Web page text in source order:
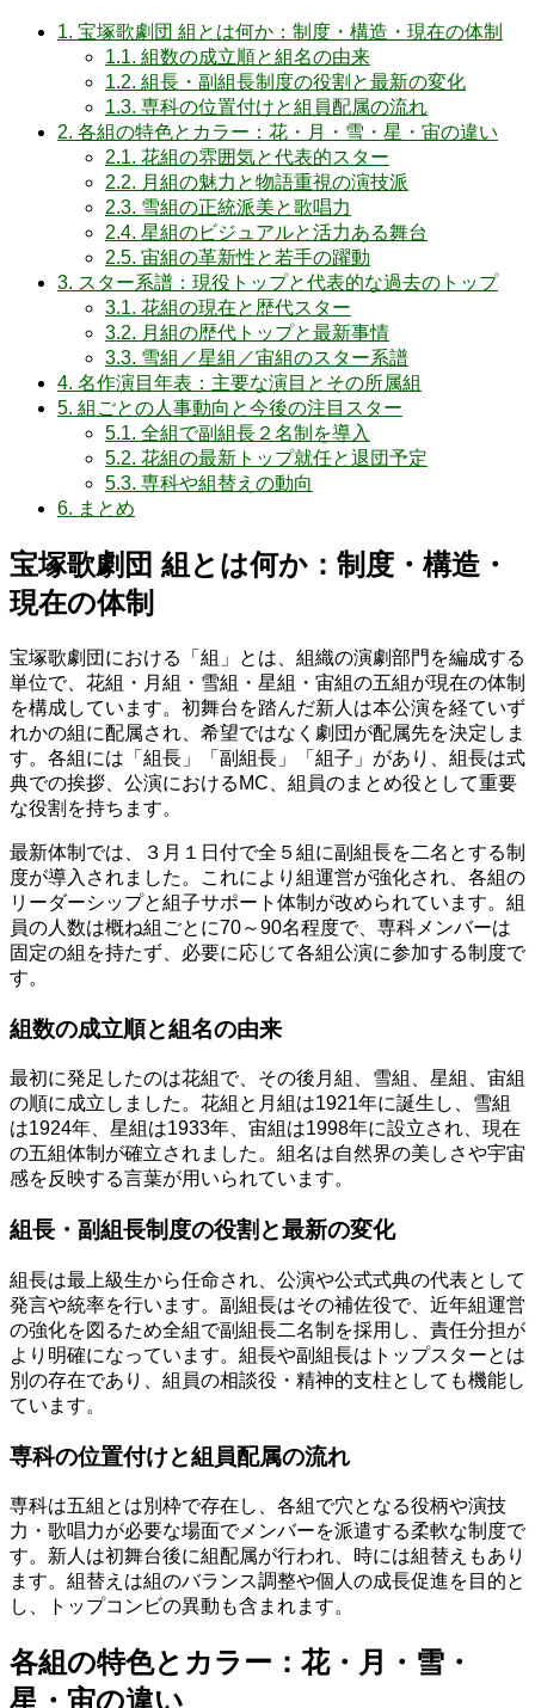
1. 宝塚歌劇団 組とは何か：制度・構造・現在の体制
1.1. 組数の成立順と組名の由来
1.2. 組長・副組長制度の役割と最新の変化
1.3. 専科の位置付けと組員配属の流れ
2. 各組の特色とカラー：花・月・雪・星・宙の違い
2.1. 花組の雰囲気と代表的スター
2.2. 月組の魅力と物語重視の演技派
2.3. 雪組の正統派美と歌唱力
2.4. 星組のビジュアルと活力ある舞台
2.5. 宙組の革新性と若手の躍動
3. スター系譜：現役トップと代表的な過去のトップ
3.1. 花組の現在と歴代スター
3.2. 月組の歴代トップと最新事情
3.3. 雪組／星組／宙組のスター系譜
4. 名作演目年表：主要な演目とその所属組
5. 組ごとの人事動向と今後の注目スター
5.1. 全組で副組長２名制を導入
5.2. 花組の最新トップ就任と退団予定
5.3. 専科や組替えの動向
6. まとめ
宝塚歌劇団 組とは何か：制度・構造・
現在の体制
宝塚歌劇団における「組」とは、組織の演劇部門を編成する
単位で、花組・月組・雪組・星組・宙組の五組が現在の体制
を構成しています。初舞台を踏んだ新人は本公演を経ていず
れかの組に配属され、希望ではなく劇団が配属先を決定しま
す。各組には「組長」「副組長」「組子」があり、組長は式
典での挨拶、公演におけるMC、組員のまとめ役として重要
な役割を持ちます。
最新体制では、３月１日付で全５組に副組長を二名とする制
度が導入されました。これにより組運営が強化され、各組の
リーダーシップと組子サポート体制が改められています。組
員の人数は概ね組ごとに70～90名程度で、専科メンバーは
固定の組を持たず、必要に応じて各組公演に参加する制度で
す。
組数の成立順と組名の由来
最初に発足したのは花組で、その後月組、雪組、星組、宙組
の順に成立しました。花組と月組は1921年に誕生し、雪組
は1924年、星組は1933年、宙組は1998年に設立され、現在
の五組体制が確立されました。組名は自然界の美しさや宇宙
感を反映する言葉が用いられています。
組長・副組長制度の役割と最新の変化
組長は最上級生から任命され、公演や公式式典の代表として
発言や統率を行います。副組長はその補佐役で、近年組運営
の強化を図るため全組で副組長二名制を採用し、責任分担が
より明確になっています。組長や副組長はトップスターとは
別の存在であり、組員の相談役・精神的支柱としても機能し
ています。
専科の位置付けと組員配属の流れ
専科は五組とは別枠で存在し、各組で穴となる役柄や演技
力・歌唱力が必要な場面でメンバーを派遣する柔軟な制度で
す。新人は初舞台後に組配属が行われ、時には組替えもあり
ます。組替えは組のバランス調整や個人の成長促進を目的と
し、トップコンビの異動も含まれます。
各組の特色とカラー：花・月・雪・
星・宙の違い